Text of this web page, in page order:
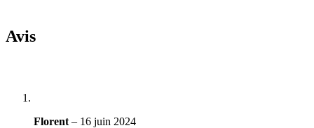
Avis
Florent – 16 juin 2024